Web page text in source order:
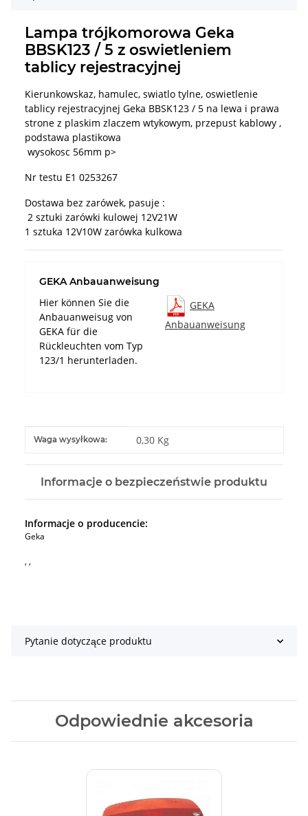
Lampa trójkomorowa Geka
BBSK123 / 5 z oswietleniem
tablicy rejestracyjnej
Kierunkowskaz, hamulec, swiatlo tylne, oswietlenie
tablicy rejestracyjnej Geka BBSK123 / 5 na lewa i prawa
strone z plaskim zlaczem wtykowym, przepust kablowy ,
podstawa plastikowa
wysokosc 56mm p>
Nr testu E1 0253267
Dostawa bez zarówek, pasuje :
2 sztuki zarówki kulowej 12V21W
1 sztuka 12V10W zarówka kulkowa
GEKA Anbauanweisung
Hier können Sie die
Anbauanweisug von
GEKA für die
Rückleuchten vom Typ
123/1 herunterladen.
GEKA
Anbauanweisung
#productDetails.itemInformation#
#productDetails.itemValue#
Waga wysyłkowa: 0,30 Kg
Informacje o bezpieczeństwie produktu
Informacje o producencie:
Geka
, ,
Pytanie dotyczące produktu
Odpowiednie akcesoria